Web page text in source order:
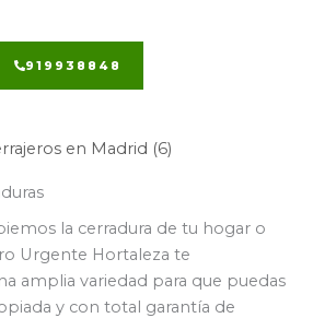
919938848
la cerradura de tu hogar o
Urgente Hortaleza te
amplia variedad para que puedas
y con total garantía de